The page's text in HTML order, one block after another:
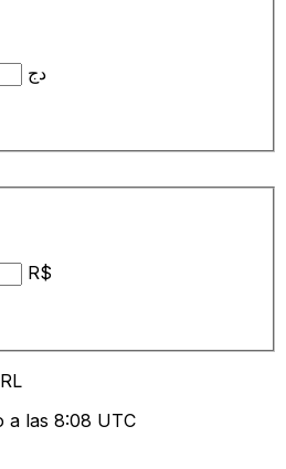
دج
R$
a las 8:08 UTC